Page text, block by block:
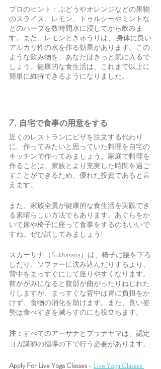
プロのヒント：ぶどうやオレンジなどの果物
のスライス、レモン、トゥルシーやミントな
どのハーブを数時間水に浸してから飲みま
す。また、レモンときゅうりは、 身体に良い
アルカリ性の水を作る効果があります。この
ような飲み物を、あなたはきっと気に入るで
しょう。健康的な食生活は、これまで以上に
簡単に維持できるようになりました。
7. 自宅で食事の用意をする
近くのレストランにピザを注文する代わり
に、作ってみたいと思っていた料理を自宅の
キッチンで作ってみましょう。家庭で料理を
作ることは、家族とより充実した時間を過ご
すことができるため、優れた投資であると言
えます。
また、家族全員が健康的な食生活を実践でき
る素晴らしい方法でもあります。あぐらをか
いて床や椅子に座って食事をするのもいいで
すね。ぜひ試してみましょう!
スカーサナ（Sukhasana）は、椅子に腰を下ろ
したり、ソファーに沈み込んだりするより、
背中をまっすぐにして座りやすくなります。
前かがみになると腹部が曲がったりねじれた
りしますが、まっすぐな背中は胃に負担をか
けず、食物の消化を助けます。また、良い姿
勢は食べすぎを減らすのにも役立ちます。
注： すべてのアーサナとプラナヤマは、認定
ヨガ講師の指導の下で行う必要があります。
Apply For Live Yoga Classes - Live Yoga Classes